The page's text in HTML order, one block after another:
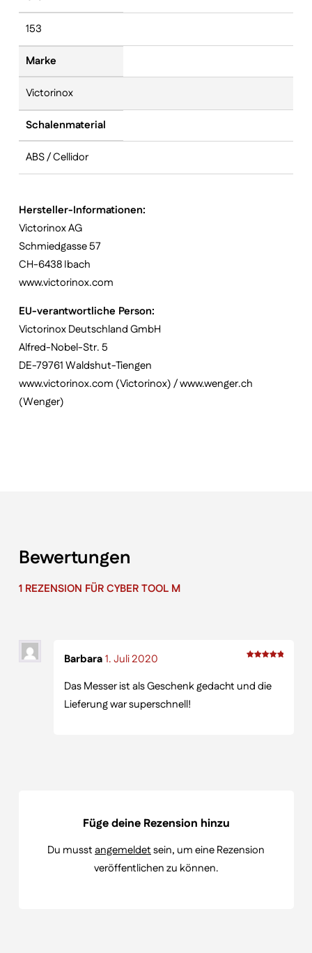
153
Marke
Victorinox
Schalenmaterial
ABS / Cellidor
Hersteller-Informationen:
Victorinox AG
Schmiedgasse 57
CH-6438 Ibach
www.victorinox.com
EU-verantwortliche Person:
Victorinox Deutschland GmbH
Alfred-Nobel-Str. 5
DE-79761 Waldshut-Tiengen
www.victorinox.com (Victorinox) / www.wenger.ch
(Wenger)
Bewertungen
1 REZENSION FÜRCYBER TOOL M
mit5
Barbara1. Juli 2020
Das Messer ist als Geschenk gedacht und die
Lieferung war superschnell!
Füge deine Rezension hinzu
Du musstangemeldetsein, um eine Rezension
veröffentlichen zu können.